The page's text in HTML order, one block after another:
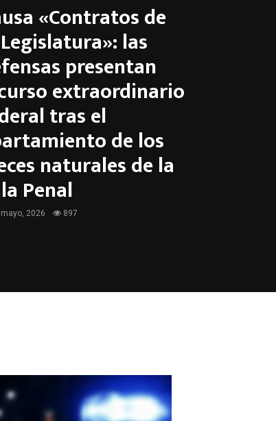
«Contratos de
las
presentan
extraordinario
tras el
de los
naturales de la
Penal
2026 897